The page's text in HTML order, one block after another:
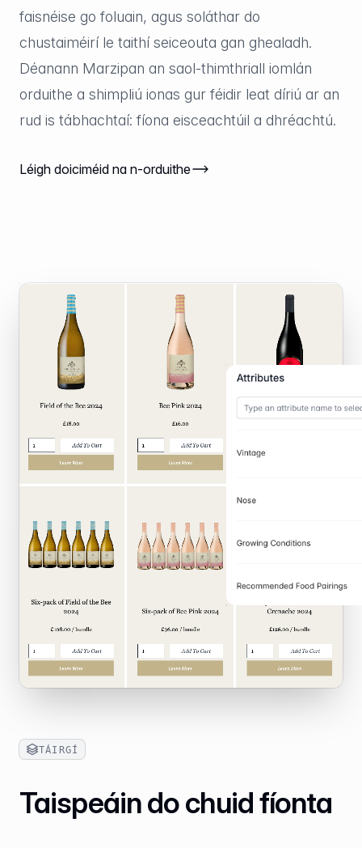
faisnéise go foluain, agus soláthar do
chustaiméirí le taithí seiceouta gan ghealadh.
Déanann Marzipan an saol-thimthriall iomlán
orduithe a shimpliú ionas gur féidir leat díriú ar an
rud is tábhachtaí: fíona eisceachtúil a dhréachtú.
Léigh doiciméid na n-orduithe
TÁIRGÍ
Taispeáin do chuid fíonta